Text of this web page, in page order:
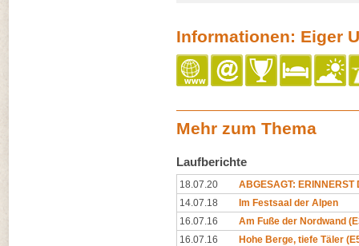
Informationen: Eiger
Mehr zum Thema
Laufberichte
18.07.20
ABGESAGT: ERINNERST
14.07.18
Im Festsaal der Alpen
16.07.16
Am Fuße der Nordwand
16.07.16
Hohe Berge, tiefe Täler